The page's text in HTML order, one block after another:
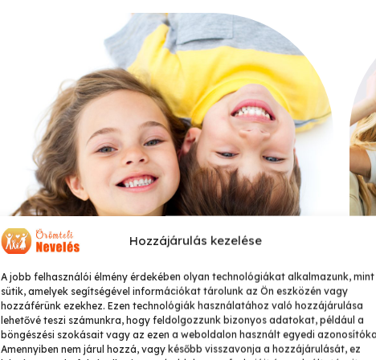
Hozzájárulás kezelése
A jobb felhasználói élmény érdekében olyan technológiákat alkalmazunk,
sütik, amelyek segítségével információkat tárolunk az Ön eszközén vagy
hozzáférünk ezekhez. Ezen technológiák használatához való hozzájárulása
lehetővé teszi számunkra, hogy feldolgozzunk bizonyos adatokat, például a
böngészési szokásait vagy az ezen a weboldalon használt egyedi
Amennyiben nem járul hozzá, vagy később visszavonja a hozzájárulását, ez